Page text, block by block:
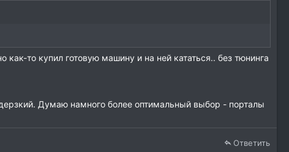
то купил готовую машину и на ней кататься.. без тюнинга
Думаю намного более оптимальный выбор - порталы
Ответить